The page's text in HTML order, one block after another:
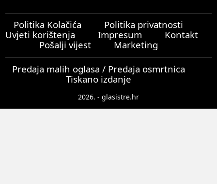
Politika Kolačića
Politika privatnosti
Uvjeti korištenja
Impresum
Kontakt
Pošalji vijest
Marketing
Predaja malih oglasa / Predaja osmrtnica
Tiskano izdanje
2026. - glasistre.hr